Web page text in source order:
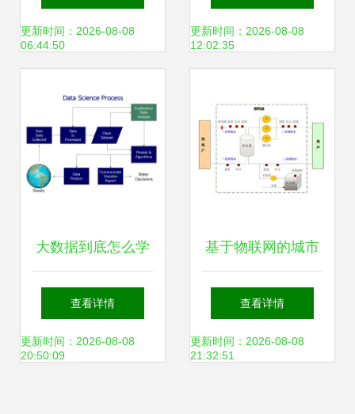
集领域的关键突破
更新时间：2026-08-08
06:44:50
例:新明珠集团领跑
转型
更新时间：2026-08-08
12:02:35
大数据到底怎么学
数据科学概论与大
数据学习误区
查看详情
更新时间：2026-08-08
20:50:09
基于物联网的城市
热网换热站远程无
线数据采集与监控
查看详情
更新时间：2026-08-08
21:32:51